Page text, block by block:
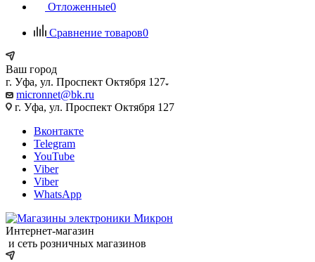
Отложенные0
Сравнение товаров0
Ваш город
г. Уфа, ул. Проспект Октября 127
micronnet@bk.ru
г. Уфа, ул. Проспект Октября 127
Вконтакте
Telegram
YouTube
Viber
Viber
WhatsApp
Интернет-магазин
и сеть розничных магазинов